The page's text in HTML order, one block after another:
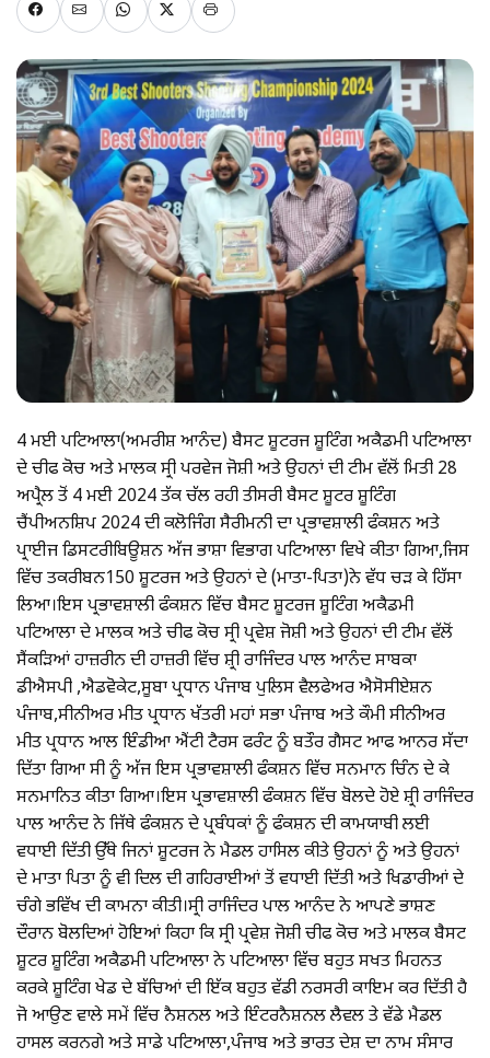
4 ਮਈ ਪਟਿਆਲਾ(ਅਮਰੀਸ਼ ਆਨੰਦ) ਬੈਸਟ ਸ਼ੂਟਰਜ ਸ਼ੂਟਿੰਗ ਅਕੈਡਮੀ ਪਟਿਆਲਾ
ਦੇ ਚੀਫ ਕੋਚ ਅਤੇ ਮਾਲਕ ਸ੍ਰੀ ਪਰਵੇਜ ਜੋਸ਼ੀ ਅਤੇ ਉਹਨਾਂ ਦੀ ਟੀਮ ਵੱਲੋਂ ਮਿਤੀ 28
ਅਪ੍ਰੈਲ ਤੋਂ 4 ਮਈ 2024 ਤੱਕ ਚੱਲ ਰਹੀ ਤੀਸਰੀ ਬੈਸਟ ਸ਼ੂਟਰ ਸ਼ੂਟਿੰਗ
ਚੈਂਪੀਅਨਸ਼ਿਪ 2024 ਦੀ ਕਲੋਜਿੰਗ ਸੈਰੀਮਨੀ ਦਾ ਪ੍ਰਭਾਵਸ਼ਾਲੀ ਫੰਕਸ਼ਨ ਅਤੇ
ਪ੍ਰਾਈਜ ਡਿਸਟਰੀਬਿਊਸ਼ਨ ਅੱਜ ਭਾਸ਼ਾ ਵਿਭਾਗ ਪਟਿਆਲਾ ਵਿਖੇ ਕੀਤਾ ਗਿਆ,ਜਿਸ
ਵਿੱਚ ਤਕਰੀਬਨ150 ਸ਼ੂਟਰਜ ਅਤੇ ਉਹਨਾਂ ਦੇ (ਮਾਤਾ-ਪਿਤਾ)ਨੇ ਵੱਧ ਚੜ ਕੇ ਹਿੱਸਾ
ਲਿਆ।ਇਸ ਪ੍ਰਭਾਵਸ਼ਾਲੀ ਫੰਕਸ਼ਨ ਵਿੱਚ ਬੈਸਟ ਸ਼ੂਟਰਜ ਸ਼ੂਟਿੰਗ ਅਕੈਡਮੀ
ਪਟਿਆਲਾ ਦੇ ਮਾਲਕ ਅਤੇ ਚੀਫ ਕੋਚ ਸ੍ਰੀ ਪ੍ਰਵੇਸ਼ ਜੋਸ਼ੀ ਅਤੇ ਉਹਨਾਂ ਦੀ ਟੀਮ ਵੱਲੋਂ
ਸੈਂਕੜਿਆਂ ਹਾਜ਼ਰੀਨ ਦੀ ਹਾਜ਼ਰੀ ਵਿੱਚ ਸ਼੍ਰੀ ਰਾਜਿੰਦਰ ਪਾਲ ਆਨੰਦ ਸਾਬਕਾ
ਡੀਐਸਪੀ ,ਐਡਵੋਕੇਟ,ਸੂਬਾ ਪ੍ਰਧਾਨ ਪੰਜਾਬ ਪੁਲਿਸ ਵੈਲਫੇਅਰ ਐਸੋਸੀਏਸ਼ਨ
ਪੰਜਾਬ,ਸੀਨੀਅਰ ਮੀਤ ਪ੍ਰਧਾਨ ਖੱਤਰੀ ਮਹਾਂ ਸਭਾ ਪੰਜਾਬ ਅਤੇ ਕੌਮੀ ਸੀਨੀਅਰ
ਮੀਤ ਪ੍ਰਧਾਨ ਆਲ ਇੰਡੀਆ ਐਂਟੀ ਟੈਰਸ ਫਰੰਟ ਨੂੰ ਬਤੌਰ ਗੈਸਟ ਆਫ ਆਨਰ ਸੱਦਾ
ਦਿੱਤਾ ਗਿਆ ਸੀ ਨੂੰ ਅੱਜ ਇਸ ਪ੍ਰਭਾਵਸ਼ਾਲੀ ਫੰਕਸ਼ਨ ਵਿੱਚ ਸਨਮਾਨ ਚਿੰਨ ਦੇ ਕੇ
ਸਨਮਾਨਿਤ ਕੀਤਾ ਗਿਆ।ਇਸ ਪ੍ਰਭਾਵਸ਼ਾਲੀ ਫੰਕਸ਼ਨ ਵਿੱਚ ਬੋਲਦੇ ਹੋਏ ਸ਼੍ਰੀ ਰਾਜਿੰਦਰ
ਪਾਲ ਆਨੰਦ ਨੇ ਜਿੱਥੇ ਫੰਕਸ਼ਨ ਦੇ ਪ੍ਰਬੰਧਕਾਂ ਨੂੰ ਫੰਕਸ਼ਨ ਦੀ ਕਾਮਯਾਬੀ ਲਈ
ਵਧਾਈ ਦਿੱਤੀ ਉੱਥੇ ਜਿਨਾਂ ਸ਼ੂਟਰਜ ਨੇ ਮੈਡਲ ਹਾਸਿਲ ਕੀਤੇ ਉਹਨਾਂ ਨੂੰ ਅਤੇ ਉਹਨਾਂ
ਦੇ ਮਾਤਾ ਪਿਤਾ ਨੂੰ ਵੀ ਦਿਲ ਦੀ ਗਹਿਰਾਈਆਂ ਤੋਂ ਵਧਾਈ ਦਿੱਤੀ ਅਤੇ ਖਿਡਾਰੀਆਂ ਦੇ
ਚੰਗੇ ਭਵਿੱਖ ਦੀ ਕਾਮਨਾ ਕੀਤੀ।ਸ੍ਰੀ ਰਾਜਿੰਦਰ ਪਾਲ ਆਨੰਦ ਨੇ ਆਪਣੇ ਭਾਸ਼ਣ
ਦੌਰਾਨ ਬੋਲਦਿਆਂ ਹੋਇਆਂ ਕਿਹਾ ਕਿ ਸ੍ਰੀ ਪ੍ਰਵੇਸ਼ ਜੋਸ਼ੀ ਚੀਫ ਕੋਚ ਅਤੇ ਮਾਲਕ ਬੈਸਟ
ਸ਼ੂਟਰ ਸ਼ੂਟਿੰਗ ਅਕੈਡਮੀ ਪਟਿਆਲਾ ਨੇ ਪਟਿਆਲਾ ਵਿੱਚ ਬਹੁਤ ਸਖਤ ਮਿਹਨਤ
ਕਰਕੇ ਸ਼ੂਟਿੰਗ ਖੇਡ ਦੇ ਬੱਚਿਆਂ ਦੀ ਇੱਕ ਬਹੁਤ ਵੱਡੀ ਨਰਸਰੀ ਕਾਇਮ ਕਰ ਦਿੱਤੀ ਹੈ
ਜੋ ਆਉਣ ਵਾਲੇ ਸਮੇਂ ਵਿੱਚ ਨੈਸ਼ਨਲ ਅਤੇ ਇੰਟਰਨੈਸ਼ਨਲ ਲੈਵਲ ਤੇ ਵੱਡੇ ਮੈਡਲ
ਹਾਸਲ ਕਰਨਗੇ ਅਤੇ ਸਾਡੇ ਪਟਿਆਲਾ,ਪੰਜਾਬ ਅਤੇ ਭਾਰਤ ਦੇਸ਼ ਦਾ ਨਾਮ ਸੰਸਾਰ